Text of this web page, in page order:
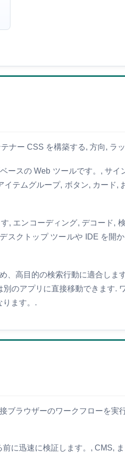
ナー CSS を構築する, 方向, ラ
ースの Web ツールです。, サ
テムグループ, ボタン, カード,
, エンコーディング, デコード,
クトップ ツールや IDE を開
、高目的の検索行動に適合しま
のアプリに直接移動できます.
ります。.
ブラウザーのワークフローを
に迅速に検証します。, CMS,